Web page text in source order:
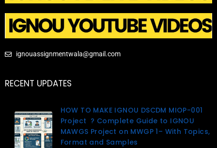
ignouassignmentwala@gmail.com
RECENT UPDATES
HOW TO MAKE IGNOU DSCDM MIOP-001
Project ? Complete Guide to IGNOU
MAWGS Project on MWGP 1– With Topics,
Format and Samples